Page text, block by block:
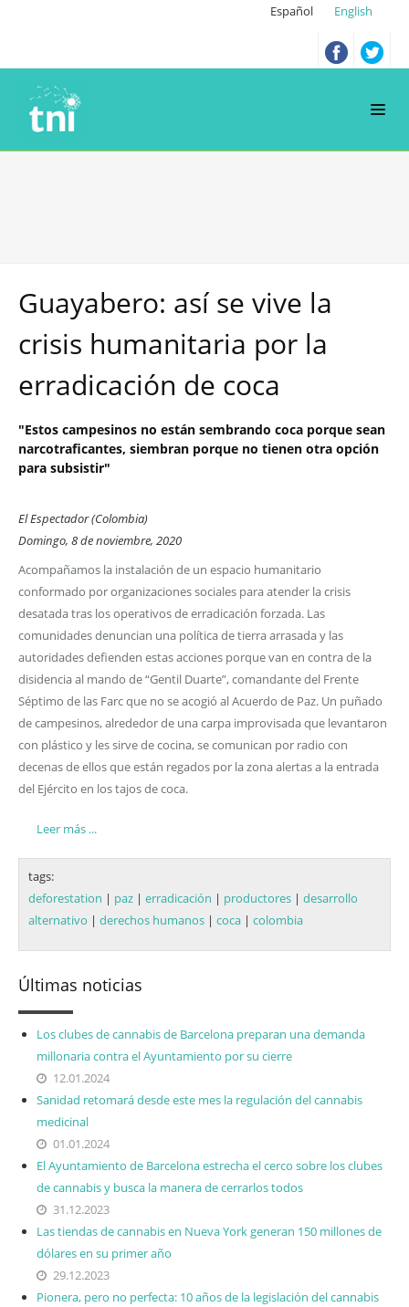
Español English
Guayabero: así se vive la
crisis humanitaria por la
erradicación de coca
"Estos campesinos no están sembrando coca porque sean
narcotraficantes, siembran porque no tienen otra opción
para subsistir"
El Espectador (Colombia)
Domingo, 8 de noviembre, 2020
Acompañamos la instalación de un espacio humanitario
conformado por organizaciones sociales para atender la crisis
desatada tras los operativos de erradicación forzada. Las
comunidades denuncian una política de tierra arrasada y las
autoridades defienden estas acciones porque van en contra de la
disidencia al mando de “Gentil Duarte”, comandante del Frente
Séptimo de las Farc que no se acogió al Acuerdo de Paz. Un puñado
de campesinos, alrededor de una carpa improvisada que levantaron
con plástico y les sirve de cocina, se comunican por radio con
decenas de ellos que están regados por la zona alertas a la entrada
del Ejército en los tajos de coca.
Leer más ...
tags:
deforestation | paz | erradicación | productores | desarrollo
alternativo | derechos humanos | coca | colombia
Últimas noticias
Los clubes de cannabis de Barcelona preparan una demanda
millonaria contra el Ayuntamiento por su cierre
12.01.2024
Sanidad retomará desde este mes la regulación del cannabis
medicinal
01.01.2024
El Ayuntamiento de Barcelona estrecha el cerco sobre los clubes
de cannabis y busca la manera de cerrarlos todos
31.12.2023
Las tiendas de cannabis en Nueva York generan 150 millones de
dólares en su primer año
29.12.2023
Pionera, pero no perfecta: 10 años de la legislación del cannabis